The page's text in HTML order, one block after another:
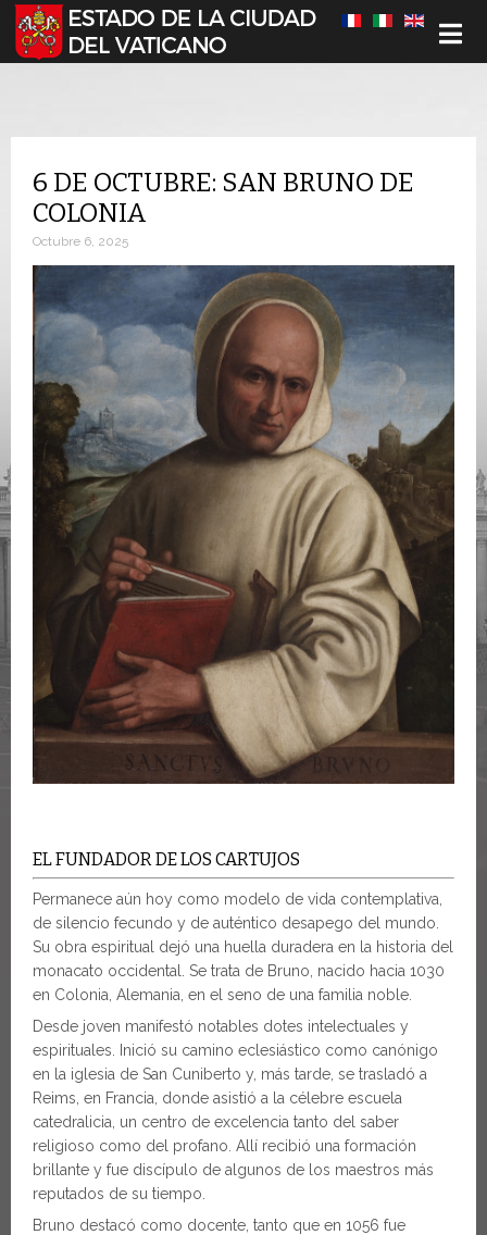
Seleccione su idioma
6 DE OCTUBRE: SAN BRUNO DE
COLONIA
Octubre 6, 2025
EL FUNDADOR DE LOS CARTUJOS
Permanece aún hoy como modelo de vida contemplativa,
de silencio fecundo y de auténtico desapego del mundo.
Su obra espiritual dejó una huella duradera en la historia del
monacato occidental. Se trata de Bruno, nacido hacia 1030
en Colonia, Alemania, en el seno de una familia noble.
Desde joven manifestó notables dotes intelectuales y
espirituales. Inició su camino eclesiástico como canónigo
en la iglesia de San Cuniberto y, más tarde, se trasladó a
Reims, en Francia, donde asistió a la célebre escuela
catedralicia, un centro de excelencia tanto del saber
religioso como del profano. Allí recibió una formación
brillante y fue discípulo de algunos de los maestros más
reputados de su tiempo.
Bruno destacó como docente, tanto que en 1056 fue